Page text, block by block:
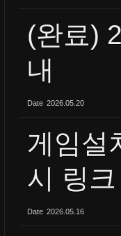
(완료)
내
Date 2026.05.20
게임
시 링크
Date 2026.05.16